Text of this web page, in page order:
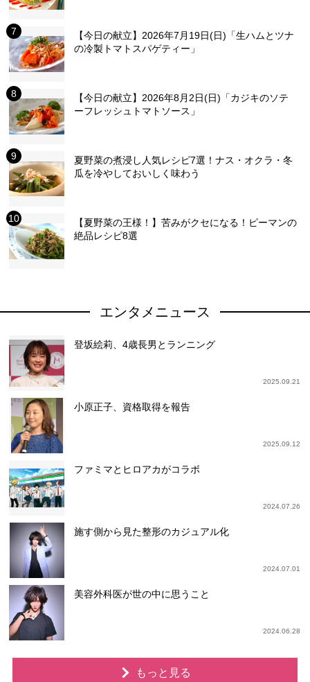
【今日の献立】2026年7月19日(日)「生ハムとツナ
の冷製トマトスパゲティー」
【今日の献立】2026年8月2日(日)「カジキのソテ
ーフレッシュトマトソース」
夏野菜の煮浸し人気レシピ7選！ナス・オクラ・冬
瓜を冷やしておいしく味わう
【夏野菜の王様！】苦みがクセになる！ピーマンの
絶品レシピ8選
エンタメニュース
登坂絵莉、4歳長男とランニング
2025.09.21
小原正子、資格取得を報告
2025.09.12
ファミマとヒロアカがコラボ
2024.07.26
施す側から見た整形のカジュアル化
2024.07.01
美容外科医が世の中に思うこと
2024.06.28
もっと見る